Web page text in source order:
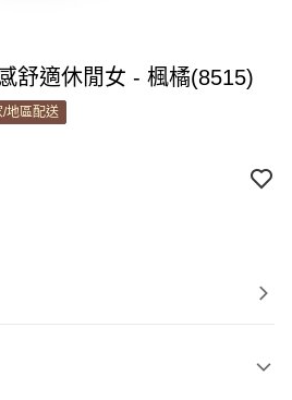
舒適休閒女 - 楓橘(8515)
/地區配送